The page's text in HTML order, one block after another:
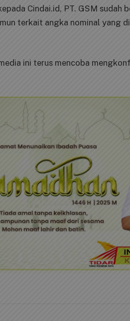
Cindai.id, PT. GSM sudah
terkait angka nominal yang
ini terus mencoba